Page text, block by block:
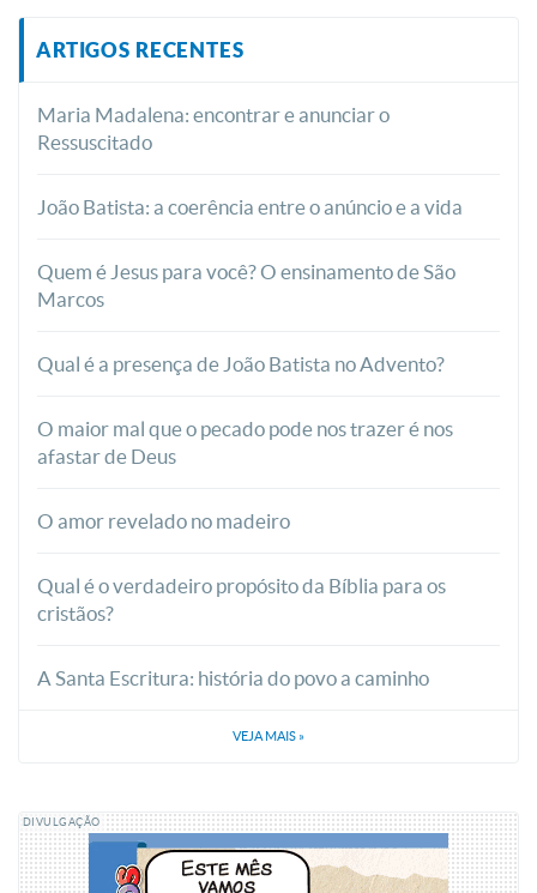
ARTIGOS RECENTES
Maria Madalena: encontrar e anunciar o
Ressuscitado
João Batista: a coerência entre o anúncio e a vida
Quem é Jesus para você? O ensinamento de São
Marcos
Qual é a presença de João Batista no Advento?
O maior mal que o pecado pode nos trazer é nos
afastar de Deus
O amor revelado no madeiro
Qual é o verdadeiro propósito da Bíblia para os
cristãos?
A Santa Escritura: história do povo a caminho
VEJA MAIS »
DIVULGAÇÃO